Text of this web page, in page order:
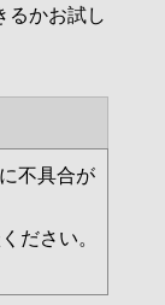
るかお試し
不具合が
ださい。